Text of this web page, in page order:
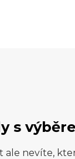
s
ale nevíte,